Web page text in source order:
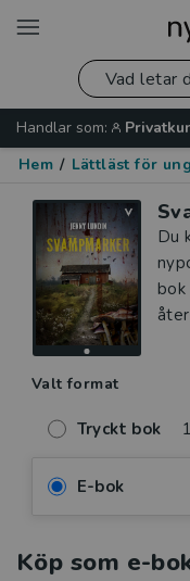
Handlar som:
Hem / Lättläst för
Du
bok
Valt format
Tryckt bok
E-bok
Köp som e-